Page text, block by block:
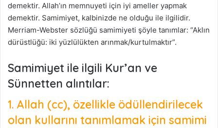
demektir. Allah’ın memnuyeti için iyi ameller yapmak
demektir. Samimiyet, kalbinizde ne olduğu ile ilgilidir.
Merriam-Webster sözlüğü samimiyeti şöyle tanımlar: “Aklın
dürüstlüğü: iki yüzlülükten arınmak/kurtulmaktır”.
Samimiyet ile ilgili Kur’an ve
Sünnetten alıntılar:
1. Allah (cc), özellikle ödüllendirilecek
olan kullarını tanımlamak için samimi